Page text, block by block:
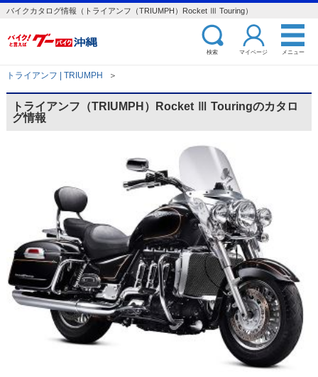
バイクカタログ情報（トライアンフ（TRIUMPH）Rocket Ⅲ Touring）
検索 マイページ メニュー
トライアンフ | TRIUMPH ＞
トライアンフ（TRIUMPH）Rocket Ⅲ Touringのカタロ
グ情報